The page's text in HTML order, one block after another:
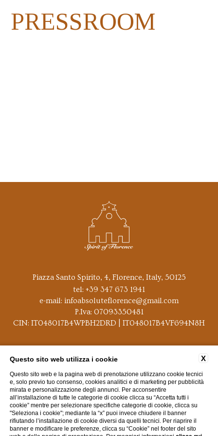
PRESSROOM
Piazza Santo Spirito, 4, Florence, Italy, 50125
tel: +39 347 673 1941
e-mail: infoabsoluteflorence@gmail.com
P.Iva: 07093350481
CIN: IT048017B4WPBH2DRD | IT048017B4VF694N8H
COOKIE POLICY ACCESSIBILITÀ
WEBSITE BY BLASTNESS
X
Questo sito web utilizza i cookie
Questo sito web e la pagina web di prenotazione utilizzano cookie tecnici
e, solo previo tuo consenso, cookies analitici e di marketing per pubblicità
mirata e personalizzazione degli annunci. Per acconsentire
all’installazione di tutte le categorie di cookie clicca su “Accetta tutti i
cookie” mentre per selezionare specifiche categorie di cookie, clicca su
"Seleziona i cookie"; mediante la “x” puoi invece chiudere il banner
rifiutando l’installazione di cookie diversi da quelli tecnici. Per riaprire il
banner e modificare le preferenze, clicca su “Cookie” nel footer del sito